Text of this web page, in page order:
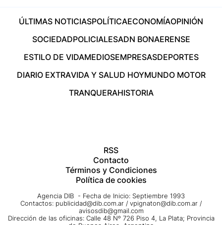
ÚLTIMAS NOTICIASPOLÍTICAECONOMÍAOPINIÓN
SOCIEDADPOLICIALESADN BONAERENSE
ESTILO DE VIDAMEDIOSEMPRESASDEPORTES
DIARIO EXTRAVIDA Y SALUD HOYMUNDO MOTOR
TRANQUERAHISTORIA
RSS
Contacto
Términos y Condiciones
Política de cookies
Agencia DIB - Fecha de Inicio: Septiembre 1993
Contactos: publicidad@dib.com.ar / vpignaton@dib.com.ar /
avisosdib@gmail.com
Dirección de las oficinas: Calle 48 Nº 726 Piso 4, La Plata; Provincia